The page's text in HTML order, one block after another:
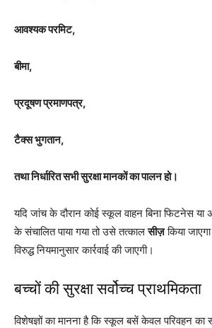
आवश्यक परमिट,
बीमा,
प्रदूषण प्रमाणपत्र,
टैक्स भुगतान,
तथा निर्धारित सभी सुरक्षा मानकों का पालन हो।
यदि जांच के दौरान कोई स्कूल वाहन बिना फिटनेस
के संचालित पाया गया तो उसे तत्कालसीज़किया
विरुद्ध नियमानुसार कार्रवाई की जाएगी।
बच्चों की सुरक्षा सर्वोच्च प्राथमिकता
विशेषज्ञों का मानना है कि स्कूल बसें केवल परिवहन का